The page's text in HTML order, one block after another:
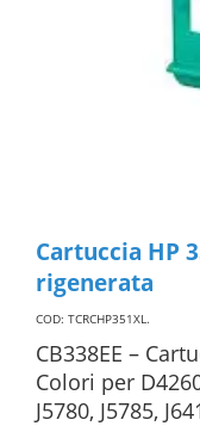
Cartuccia HP
rigenerata
COD: TCRCHP351XL .
CB338EE –
Colori per
J5780, J5785,